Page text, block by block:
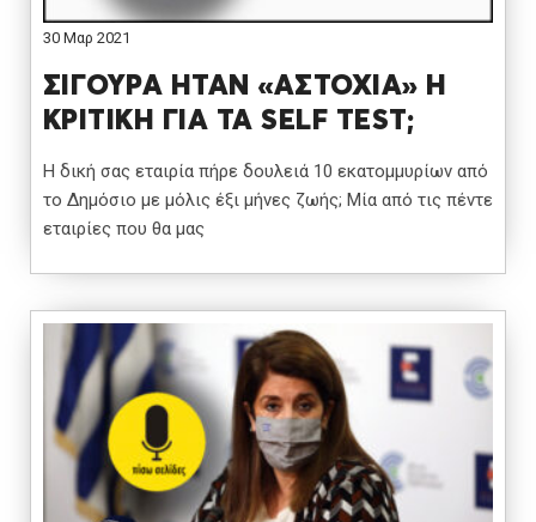
30 Μαρ 2021
ΣΙΓΟΥΡΑ ΗΤΑΝ «ΑΣΤΟΧΙΑ» Η
ΚΡΙΤΙΚΗ ΓΙΑ ΤΑ SELF TEST;
Η δική σας εταιρία πήρε δουλειά 10 εκατομμυρίων από
το Δημόσιο με μόλις έξι μήνες ζωής; Μία από τις πέντε
εταιρίες που θα μας